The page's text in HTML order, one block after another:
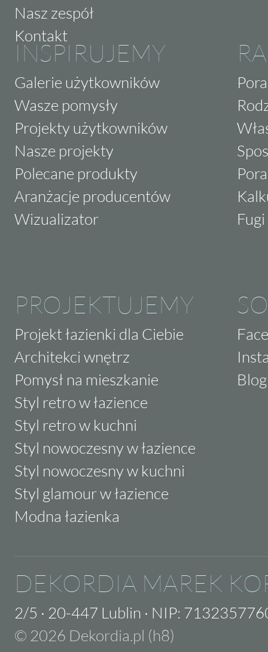
Nasz zespół
Kontakt
INSPIRUJEMY
Galerie użytkowników
Wasze pomysły
Projekty użytkowników
Nasze projekty
Polecane produkty
Aranżacje producentów
Wizualizator
PROJEKTUJEMY
Projekt łazienki dla Ciebie
Architekci wnętrz
Pomysł na mieszkanie
Styl retro w łazience
Styl retro w kuchni
Styl nowoczesny w łazience
Styl nowoczesny w kuchni
Styl glamour w łazience
Modna łazienka
Blog
DEKORDIA MAREK
2/5 · 20-447 Lublin · NIP:
© 2026 Dekordia.pl (h8)